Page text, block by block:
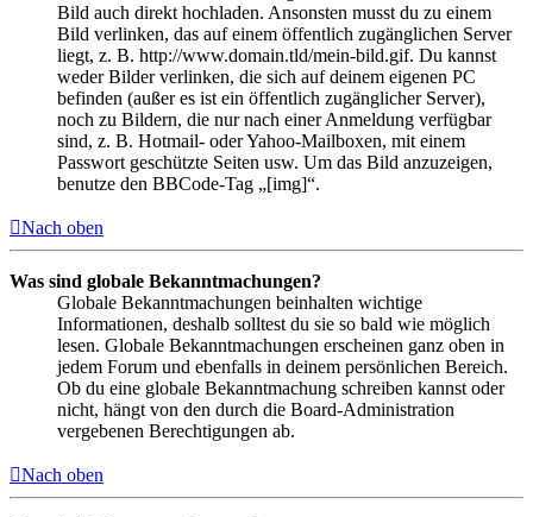
Bild auch direkt hochladen. Ansonsten musst du zu einem
Bild verlinken, das auf einem öffentlich zugänglichen Server
liegt, z. B. http://www.domain.tld/mein-bild.gif. Du kannst
weder Bilder verlinken, die sich auf deinem eigenen PC
befinden (außer es ist ein öffentlich zugänglicher Server),
noch zu Bildern, die nur nach einer Anmeldung verfügbar
sind, z. B. Hotmail- oder Yahoo-Mailboxen, mit einem
Passwort geschützte Seiten usw. Um das Bild anzuzeigen,
benutze den BBCode-Tag „[img]“.
Nach oben
Was sind globale Bekanntmachungen?
Globale Bekanntmachungen beinhalten wichtige
Informationen, deshalb solltest du sie so bald wie möglich
lesen. Globale Bekanntmachungen erscheinen ganz oben in
jedem Forum und ebenfalls in deinem persönlichen Bereich.
Ob du eine globale Bekanntmachung schreiben kannst oder
nicht, hängt von den durch die Board-Administration
vergebenen Berechtigungen ab.
Nach oben